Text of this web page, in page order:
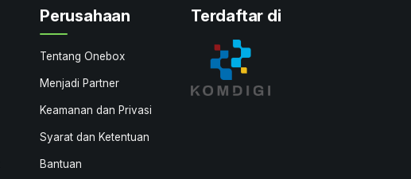
Perusahaan
Tentang Onebox
Menjadi Partner
Keamanan dan Privasi
Syarat dan Ketentuan
Bantuan
Terdaftar di